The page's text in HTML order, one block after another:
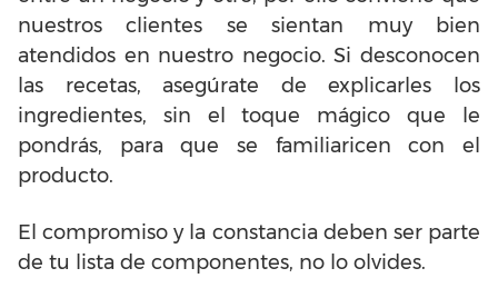
nuestros clientes se sientan muy bien
atendidos en nuestro negocio. Si desconocen
las recetas, asegúrate de explicarles los
ingredientes, sin el toque mágico que le
pondrás, para que se familiaricen con el
producto.
El compromiso y la constancia deben ser parte
de tu lista de componentes, no lo olvides.